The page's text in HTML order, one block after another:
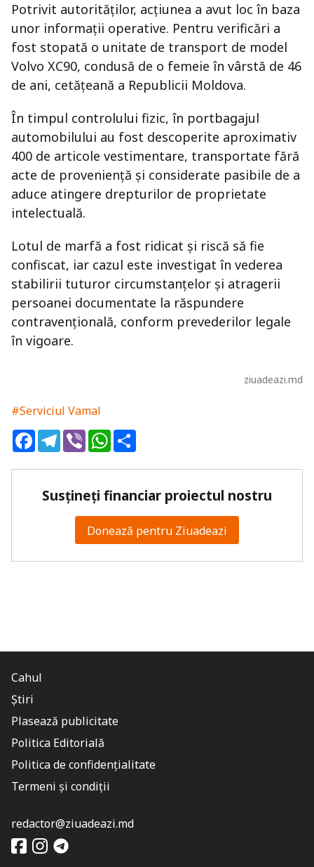
Potrivit autorităților, acțiunea a avut loc în baza
unor informații operative. Pentru verificări a
fost stopată o unitate de transport de model
Volvo XC90, condusă de o femeie în vârstă de 46
de ani, cetățeană a Republicii Moldova.
În timpul controlului fizic, în portbagajul
automobilului au fost descoperite aproximativ
400 de articole vestimentare, transportate fără
acte de proveniență și considerate pasibile de a
aduce atingere drepturilor de proprietate
intelectuală.
Lotul de marfă a fost ridicat și riscă să fie
confiscat, iar cazul este investigat în vederea
stabilirii tuturor circumstanțelor și atragerii
persoanei documentate la răspundere
contravențională, conform prevederilor legale
în vigoare.
ziuadeazi.md
#Serviciul Vamal
FacebookTelegram
ViberWhatsApp
Susțineți financiar proiectul nostru
Donează pentru Ziuadeazi
Cahul
Știri
Plasează publicitate
Politica Editorială
Politica de confidențialitate
Termeni și condiții
redactor@ziuadeazi.md